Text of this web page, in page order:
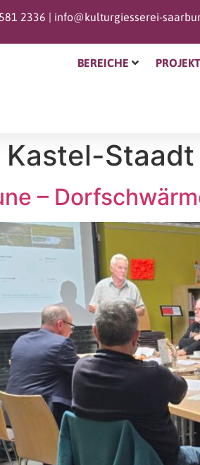
2336 | info@kulturgiesserei-
BEREICHE
Kastel-Staadt
–